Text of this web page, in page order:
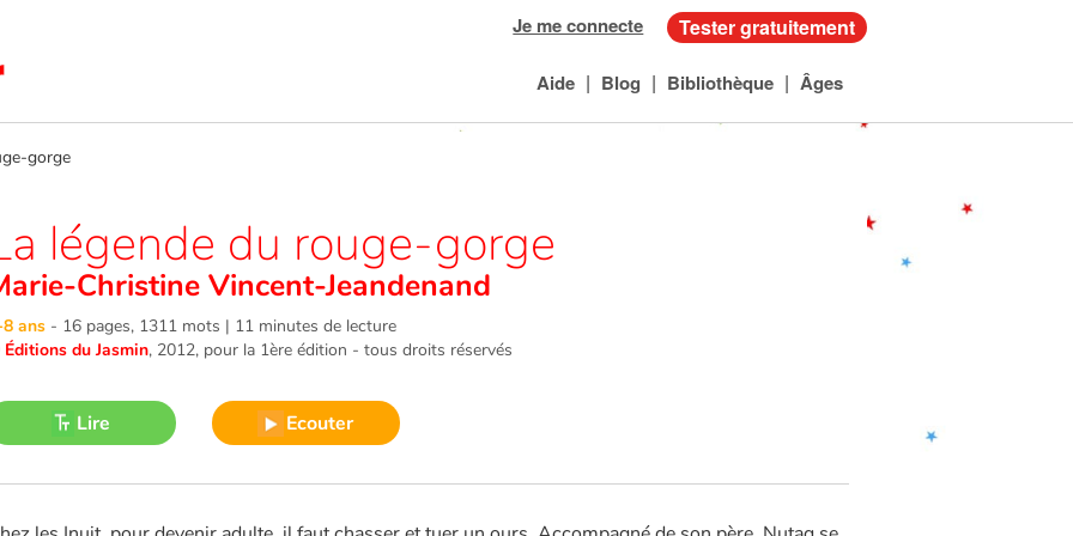
Je me connecte Tester gratuitement
Aide | Blog | Bibliothèque | Âges
gorge
légende du rouge-gorge
Christine Vincent-Jeandenand
ans - 16 pages, 1311 mots | 11 minutes de lecture
Éditions du Jasmin, 2012, pour la 1ère édition - tous droits réservés
Lire Ecouter